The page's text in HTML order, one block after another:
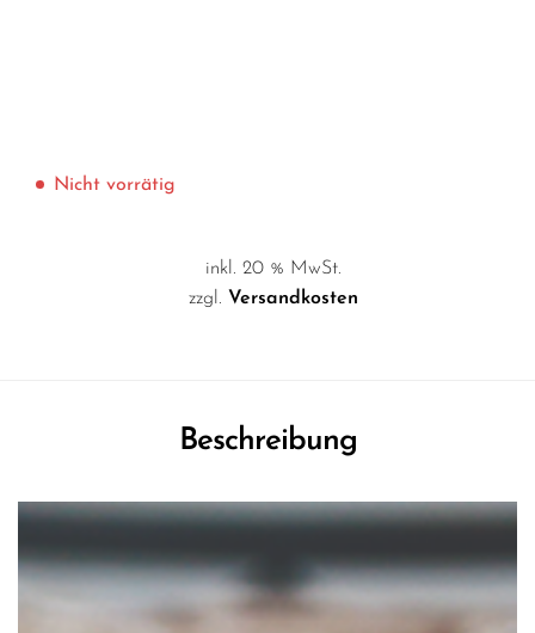
Nicht vorrätig
inkl. 20 % MwSt.
zzgl. Versandkosten
Beschreibung